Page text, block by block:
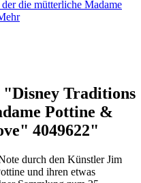
die mütterliche Madame
Traditions
Pottine &
4049622"
durch den Künstler Jim
und ihren etwas